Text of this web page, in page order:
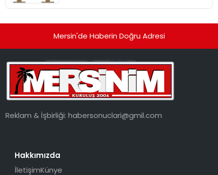
Mersin'de Haberin Doğru Adresi
Reklam & İşbirliği:habersonuclari@gmil.com
Hakkımızda
İletişimKünye